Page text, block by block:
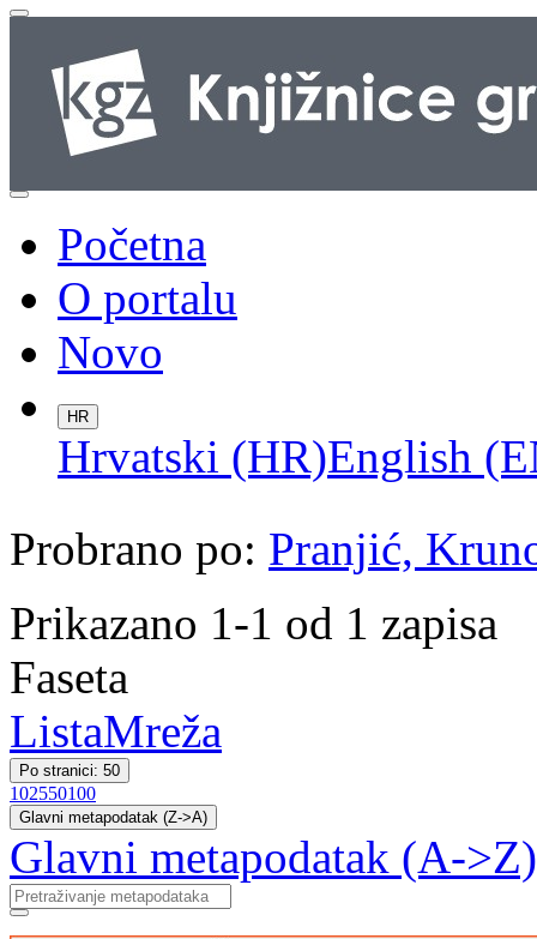
Početna
O portalu
Novo
HR
Hrvatski (HR)English
Probrano po: Pranjić,
Prikazano 1-1 od 1 zapisa
Faseta
ListaMreža
Po stranici: 50
102550100
Glavni metapodatak (Z->A)
Glavni metapodatak (A->Z)